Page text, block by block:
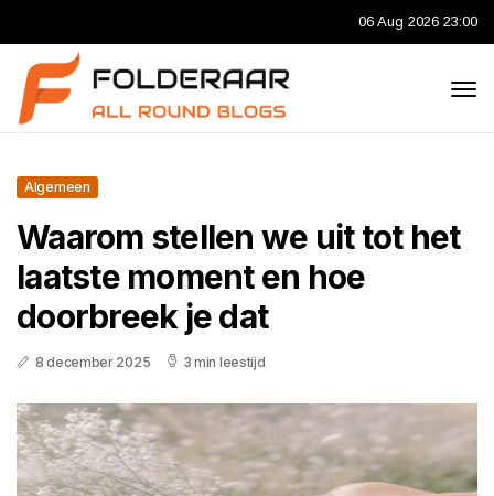
06 Aug 2026 23:00
Algemeen
Waarom stellen we uit tot het
laatste moment en hoe
doorbreek je dat
8 december 2025 3 min leestijd